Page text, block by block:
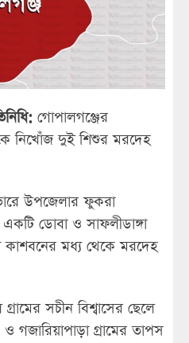
গোপালগঞ্জের
নিখোঁজ দুই শিশুর মরদেহ
উপজেলার ফুকরা
ডোবা ও সাফলীডাঙ্গা
কাশবনের মধ্য থেকে মরদেহ
সচীন বিশ্বাসের ছেলে
গজারিয়াপাড়া গ্রামের তাপস